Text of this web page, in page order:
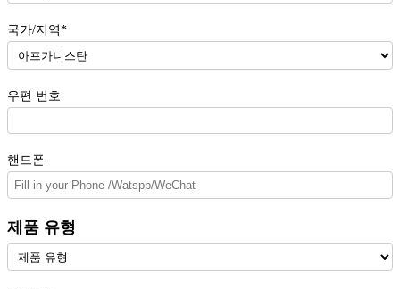
국가/지역*
우편 번호
핸드폰
제품 유형